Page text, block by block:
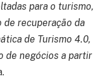
para o turismo,
recuperação da
de Turismo 4.0,
de negócios a partir